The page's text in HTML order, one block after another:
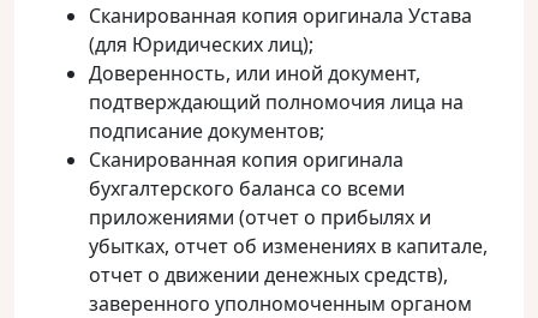
Сканированная копия оригинала Устава
(для Юридических лиц);
Доверенность, или иной документ,
подтверждающий полномочия лица на
подписание документов;
Сканированная копия оригинала
бухгалтерского баланса со всеми
приложениями (отчет о прибылях и
убытках, отчет об изменениях в капитале,
отчет о движении денежных средств),
заверенного уполномоченным органом